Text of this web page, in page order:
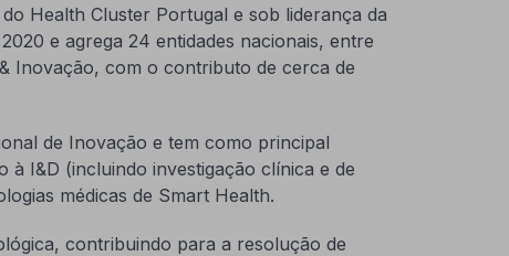
Health Cluster Portugal e sob liderança da
e agrega 24 entidades nacionais, entre
Inovação, com o contributo de cerca de
de Inovação e tem como principal
à I&D (incluindo investigação clínica e de
médicas de Smart Health.
contribuindo para a resolução de